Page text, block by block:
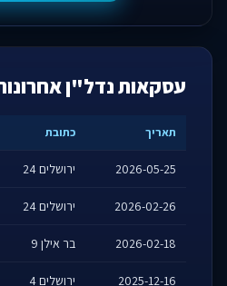
עסקאות נדל"ן
תאריך כתובת
2026-05-25 ירושלים 24
2026-02-26 ירושלים 24
2026-02-18 בר אילן 9
2025-12-16 ירושלים 4